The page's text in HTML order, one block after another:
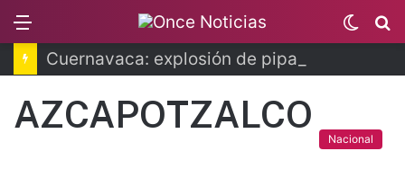
Switch
skin
AZCAPOTZALCO
Nacional